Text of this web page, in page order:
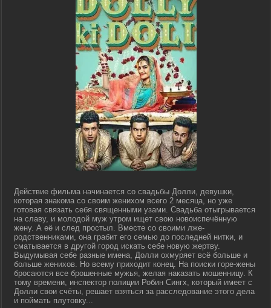
Действие фильма начинается со свадьбы Долли, девушки,
которая знакома со своим женихом всего 2 месяца, но уже
готовая связать себя священными узами. Свадьба отыгрывается
на славу, и молодой муж утром ищет свою новоиспечённую
жену. А её и след простыл. Вместе со своими лже-
родственниками, она грабит его семью до последней нитки, и
сматывается в другой город искать себе новую жертву.
Выдумывая себе разные имена, Долли охмуряет всё больше и
больше женихов. Но всему приходит конец. На поиски горе-жены
бросаются все брошенные мужья, желая наказать мошенницу. К
тому времени, инспектор полиции Робин Сингх, который имеет с
Долли свои счёты, решает взяться за расследование этого дела
и поймать плутовку...